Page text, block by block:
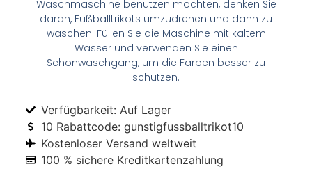
Waschmaschine benutzen möchten, denken Sie
daran, Fußballtrikots umzudrehen und dann zu
waschen. Füllen Sie die Maschine mit kaltem
Wasser und verwenden Sie einen
Schonwaschgang, um die Farben besser zu
schützen.
Verfügbarkeit: Auf Lager
10 Rabattcode: gunstigfussballtrikot10
Kostenloser Versand weltweit
100 % sichere Kreditkartenzahlung